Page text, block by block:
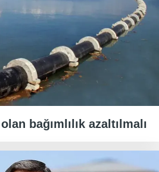
bağımlılık azaltılmalı